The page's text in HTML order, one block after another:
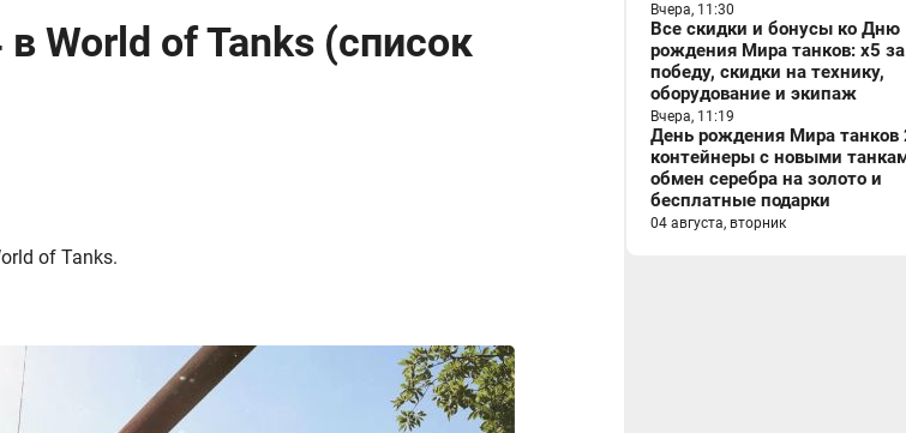
World of Tanks (список
of Tanks.
Вчера, 11:30
Все скидки и бонусы ко Дню
рождения Мира танков: x5 за
победу, скидки на технику,
оборудование и экипаж
Вчера, 11:19
День рождения Мира танков
контейнеры с новыми
обмен серебра на золото и
бесплатные подарки
04 августа, вторник